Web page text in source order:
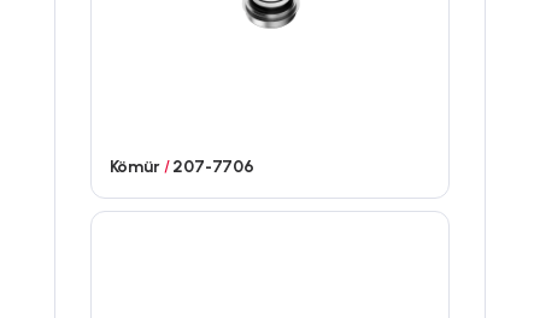
Kömür/207-7706